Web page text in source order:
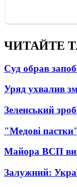
ЧИТАЙТЕ
Суд обрав
Уряд ухвалив
Зеленський
"Медові
Майора ВСП
Залужний: